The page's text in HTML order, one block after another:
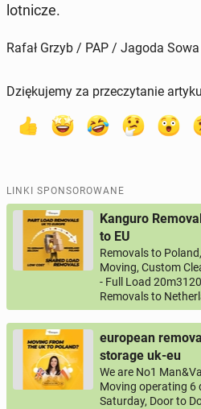
lot­ni­cze.
Rafał Grzyb / PAP / Jagoda Sowa
Dziękujemy za przeczytanie
LINKI SPONSOROWANE
Kanguro
to EU
Removals to
Moving, Custom
- Full Load
Removals to
european
storage uk-eu
We are No1
Moving operating 6
Saturday, Door to